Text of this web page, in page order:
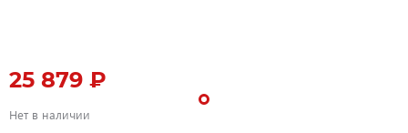
25 879 ₽
Нет в наличии